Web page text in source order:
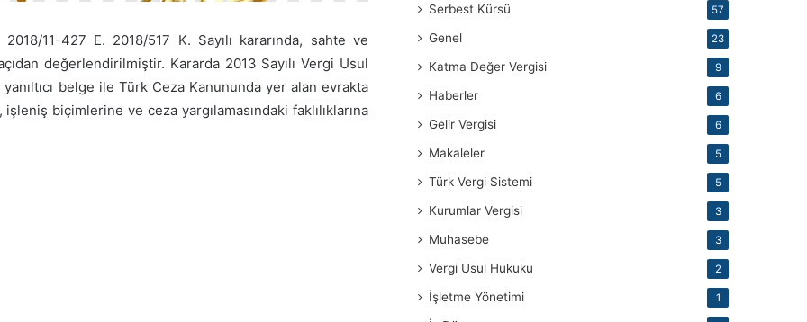
11-427 E. 2018/517 K. Sayılı kararında, sahte ve
değerlendirilmiştir. Kararda 2013 Sayılı Vergi Usul
belge ile Türk Ceza Kanununda yer alan evrakta
biçimlerine ve ceza yargılamasındaki faklılıklarına
Serbest Kürsü 57
Genel 23
Katma Değer Vergisi 9
Haberler 6
Gelir Vergisi 6
Makaleler 5
Türk Vergi Sistemi 5
Kurumlar Vergisi 3
Muhasebe 3
Vergi Usul Hukuku 2
İşletme Yönetimi 1